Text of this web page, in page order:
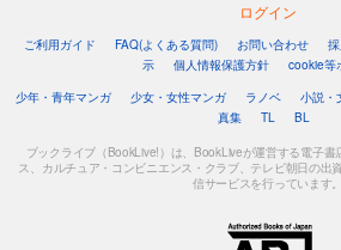
ログイン
ご利用ガイド FAQ(よくある質問) お問い合わせ
示
個人情報保護方針
cookie等
少年・青年マンガ
少女・女性マンガ ラノベ 小説・
真集
TL BL
ブックライブ（BookLive!）は、BookLiveが運営する電子
ス、カルチュア・コンビニエンス・クラブ、テレビ朝日の出
信サービスを行っています。